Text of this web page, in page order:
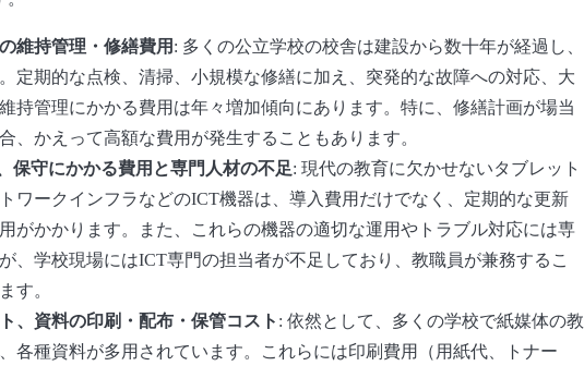
維持管理・修繕費用 : 多くの公立学校の校舎は建設から数十年が経過し、
定期的な点検、清掃、小規模な修繕に加え、突発的な故障への対応、大
持管理にかかる費用は年々増加傾向にあります。特に、修繕計画が場当
、かえって高額な費用が発生することもあります。
保守にかかる費用と専門人材の不足: 現代の教育に欠かせないタブレット
ワークインフラなどのICT機器は、導入費用だけでなく、定期的な更新
がかかります。また、これらの機器の適切な運用やトラブル対応には専
、学校現場にはICT専門の担当者が不足しており、教職員が兼務するこ
す。
、資料の印刷・配布・保管コスト : 依然として、多くの学校で紙媒体の教
各種資料が多用されています。これらには印刷費用（用紙代、トナー